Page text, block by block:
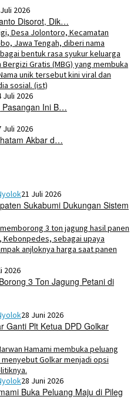
2026
Disorot, Dik…
Juli 2026
Pasangan Ini B…
Juli 2026
Akbar d…
21 Juli 2026
Sukabumi Dukungan Sistem
2026
3 Ton Jagung Petani di
28 Juni 2026
Ganti Plt Ketua DPD Golkar
28 Juni 2026
Buka Peluang Maju di Pileg